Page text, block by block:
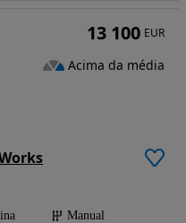
Manual
13 100 EUR
Acima da média